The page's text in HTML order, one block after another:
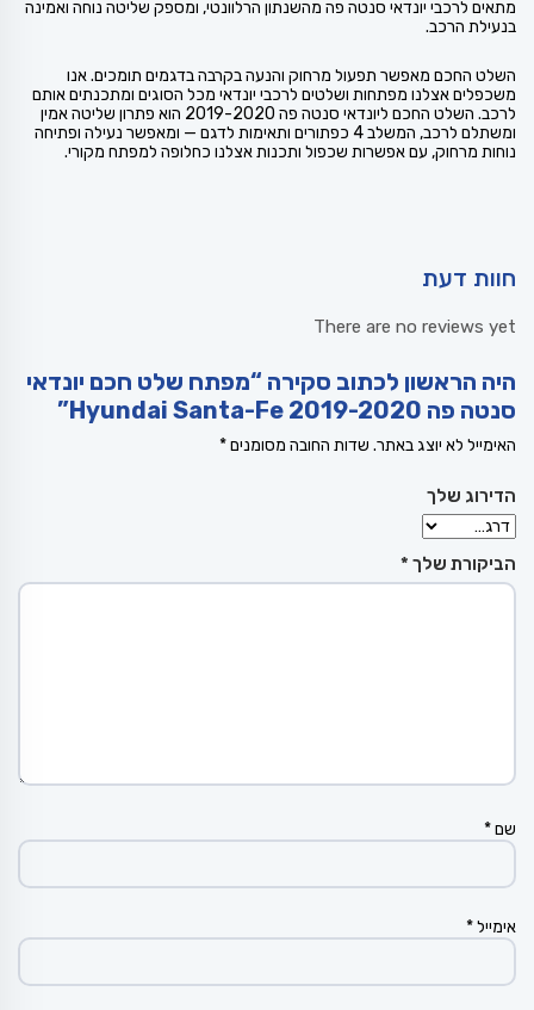
מתאים לרכבי יונדאי סנטה פה מהשנתון הרלוונטי, ומספק שליטה נוחה ואמינה
בנעילת הרכב.
השלט החכם מאפשר תפעול מרחוק והנעה בקרבה בדגמים תומכים. אנו
משכפלים אצלנו מפתחות ושלטים לרכבי יונדאי מכל הסוגים ומתכנתים אותם
לרכב. השלט החכם ליונדאי סנטה פה 2019-2020 הוא פתרון שליטה אמין
ומשתלם לרכב, המשלב 4 כפתורים ותאימות לדגם — ומאפשר נעילה ופתיחה
נוחות מרחוק, עם אפשרות שכפול ותכנות אצלנו כחלופה למפתח מקורי.
חוות דעת
There are no reviews yet
היה הראשון לכתוב סקירה “מפתח שלט חכם יונדאי
סנטה פה Hyundai Santa-Fe 2019-2020”
האימייל לא יוצג באתר. שדות החובה מסומנים*
הדירוג שלך
הביקורת שלך *
שם*
אימייל*